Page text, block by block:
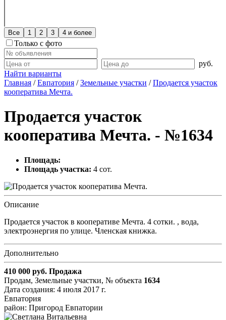
Все 1 2 3 4 и более
Только с фото
руб.
Найти варианты
Главная /Евпатория /Земельные участки /Продается участок
кооператива Мечта.
Продается участок
кооператива Мечта. - №1634
Площадь:
Площадь участка: 4 сот.
Описание
Продается участок в кооперативе Мечта. 4 сотки. , вода,
электроэнергия по улице. Членская книжка.
Дополнительно
410 000 руб. Продажа
Продам, Земельные участки, № объекта 1634
Дата создания: 4 июля 2017 г.
Евпатория
район: Пригород Евпатории